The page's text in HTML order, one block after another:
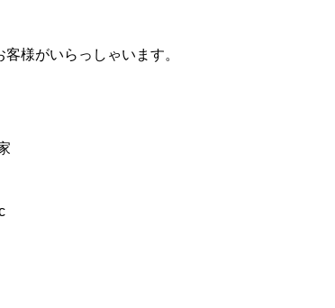
様がいらっしゃいます。